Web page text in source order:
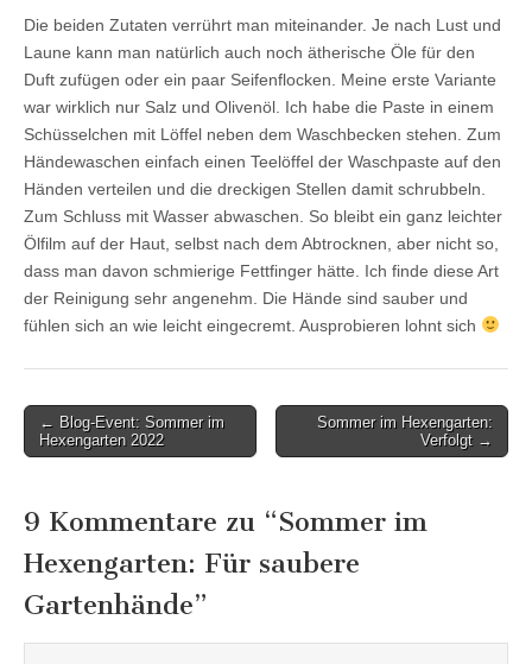
Die beiden Zutaten verrührt man miteinander. Je nach Lust und
Laune kann man natürlich auch noch ätherische Öle für den
Duft zufügen oder ein paar Seifenflocken. Meine erste Variante
war wirklich nur Salz und Olivenöl. Ich habe die Paste in einem
Schüsselchen mit Löffel neben dem Waschbecken stehen. Zum
Händewaschen einfach einen Teelöffel der Waschpaste auf den
Händen verteilen und die dreckigen Stellen damit schrubbeln.
Zum Schluss mit Wasser abwaschen. So bleibt ein ganz leichter
Ölfilm auf der Haut, selbst nach dem Abtrocknen, aber nicht so,
dass man davon schmierige Fettfinger hätte. Ich finde diese Art
der Reinigung sehr angenehm. Die Hände sind sauber und
fühlen sich an wie leicht eingecremt. Ausprobieren lohnt sich
Post
navigation
← Blog-Event: Sommer im
Hexengarten 2022
Sommer im Hexengarten:
Verfolgt →
9 Kommentare zu “Sommer im
Hexengarten: Für saubere
Gartenhände”